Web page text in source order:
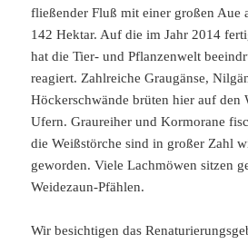
fließender Fluß mit einer großen Aue
142 Hektar. Auf die im Jahr 2014
hat die Tier- und Pflanzenwelt
reagiert. Zahlreiche Graugänse,
Höckerschwände brüten hier auf den
Ufern. Graureiher und Kormorane
die Weißstörche sind in großer Zahl
geworden. Viele Lachmöwen sitzen
Weidezaun-Pfählen.
Wir besichtigen das